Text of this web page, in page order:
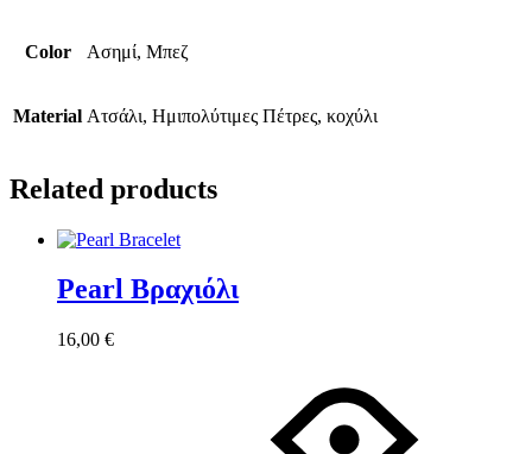
Color Ασημί, Μπεζ
Material Ατσάλι, Ημιπολύτιμες Πέτρες, κοχύλι
Related products
Pearl Βραχιόλι
16,00 €